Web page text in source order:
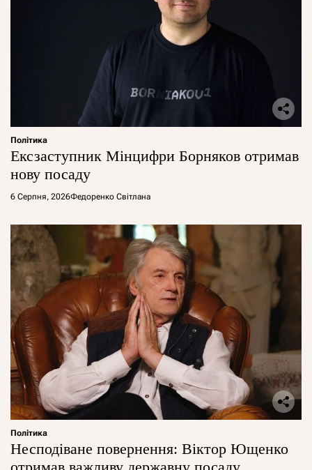
Політика
Ексзаступник Мінцифри Борняков отримав
нову посаду
6 Серпня, 2026Федоренко Світлана
Політика
Несподіване повернення: Віктор Ющенко